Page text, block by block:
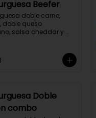
Beefer
doble carne,
doble queso
salsa cheddar y
Doble
combo